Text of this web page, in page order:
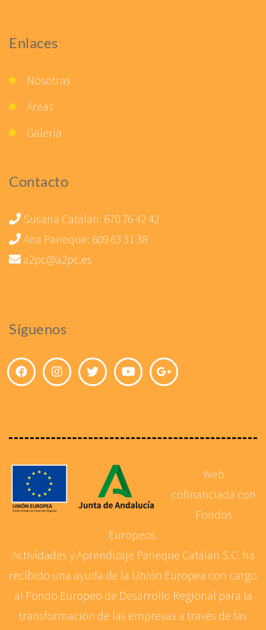
Enlaces
Nosotras
Áreas
Galería
Contacto
Susana Catalán: 670 76 42 42
Ana Paneque: 609 63 31 38
a2pc@a2pc.es
Síguenos
Web
cofinanciada con
Fondos
Europeos.
Actividades y Aprendizaje Paneque Catalán S.C. ha
recibido una ayuda de la Unión Europea con cargo
al Fondo Europeo de Desarrollo Regional para la
transformación de las empresas a través de las